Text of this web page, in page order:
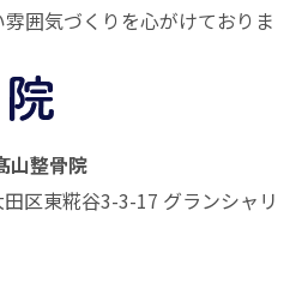
囲気づくりを心がけておりま
山整骨院
区東糀谷3-3-17 グランシャリ